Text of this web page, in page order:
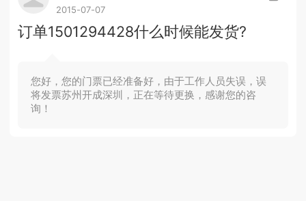
2015-07-07
订单1501294428什么时候能发货?
您好，您的门票已经准备好，由于工作人员失误，误
将发票苏州开成深圳，正在等待更换，感谢您的咨
询！